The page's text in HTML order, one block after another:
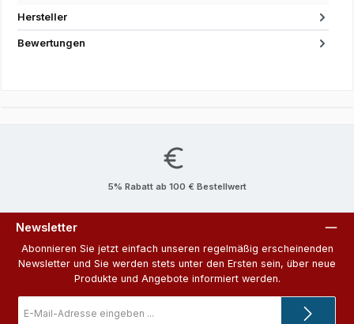
Hersteller
Bewertungen
5% Rabatt ab 100 € Bestellwert
Newsletter
Abonnieren Sie jetzt einfach unseren regelmäßig erscheinenden
Newsletter und Sie werden stets unter den Ersten sein, über neue
Produkte und Angebote informiert werden.
Mail-